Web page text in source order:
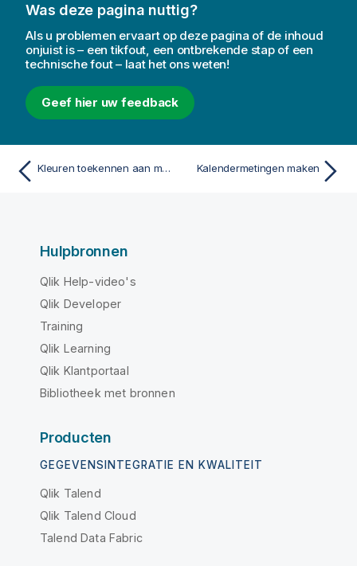
Was deze pagina nuttig?
Als u problemen ervaart op deze pagina of de inhoud
onjuist is – een tikfout, een ontbrekende stap of een
technische fout – laat het ons weten!
Geef hier uw feedback
Kleuren toekennen aan masterdimensiewaarden Kalendermetingen maken
Hulpbronnen
Qlik Help-video's
Qlik Developer
Training
Qlik Learning
Qlik Klantportaal
Bibliotheek met bronnen
Producten
GEGEVENSINTEGRATIE EN KWALITEIT
Qlik Talend
Qlik Talend Cloud
Talend Data Fabric